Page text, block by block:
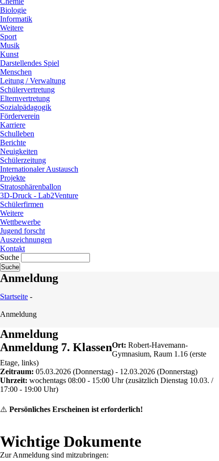
Biologie
Informatik
Weitere
Sport
Musik
Kunst
Darstellendes Spiel
Menschen
Leitung / Verwaltung
Schülervertretung
Elternvertretung
Sozialpädagogik
Förderverein
Karriere
Schulleben
Berichte
Neuigkeiten
Schülerzeitung
Internationaler Austausch
Projekte
Stratosphärenballon
3D-Druck - Lab2Venture
Schülerfirmen
Weitere
Wettbewerbe
Jugend forscht
Auszeichnungen
Kontakt
Suche
Anmeldung
Startseite -
Anmeldung
Anmeldung
Anmeldung 7. KlassenOrt: Robert-Havemann-
Gymnasium, Raum 1.16 (erste
Etage, links)
Zeitraum: 05.03.2026 (Donnerstag) - 12.03.2026 (Donnerstag)
Uhrzeit: wochentags 08:00 - 15:00 Uhr (zusätzlich Dienstag 10.03. /
17:00 - 19:00 Uhr)
⚠️ Persönliches Erscheinen ist erforderlich!
Wichtige Dokumente
Zur Anmeldung sind mitzubringen: